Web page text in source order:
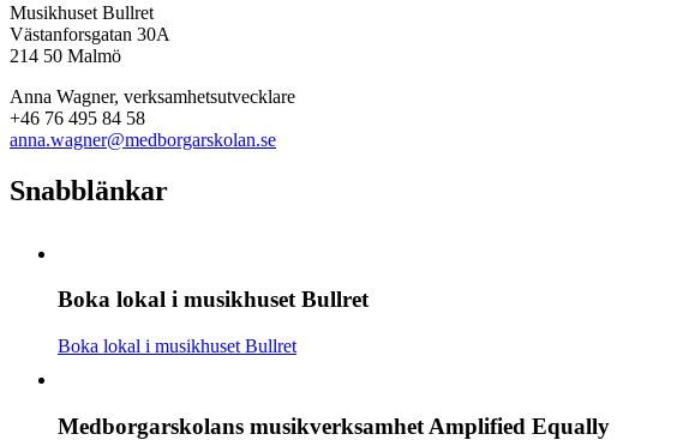
Musikhuset Bullret
Västanforsgatan 30A
214 50 Malmö
Anna Wagner, verksamhetsutvecklare
+46 76 495 84 58
anna.wagner@medborgarskolan.se
Snabblänkar
Boka lokal i musikhuset Bullret
Boka lokal i musikhuset Bullret
Medborgarskolans musikverksamhet Amplified Equally